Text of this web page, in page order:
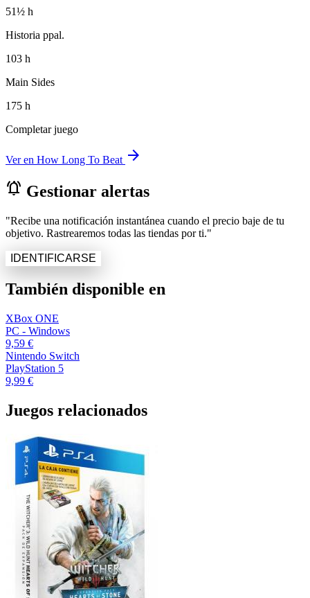
51½ h
Historia ppal.
103 h
Main Sides
175 h
Completar juego
Ver en How Long To Beat arrow_forward
notifications_active Gestionar alertas
"Recibe una notificación instantánea cuando el precio baje de tu
objetivo. Rastrearemos todas las tiendas por ti."
IDENTIFICARSE
También disponible en
XBox ONE
PC - Windows
9,59 €
Nintendo Switch
PlayStation 5
9,99 €
Juegos relacionados